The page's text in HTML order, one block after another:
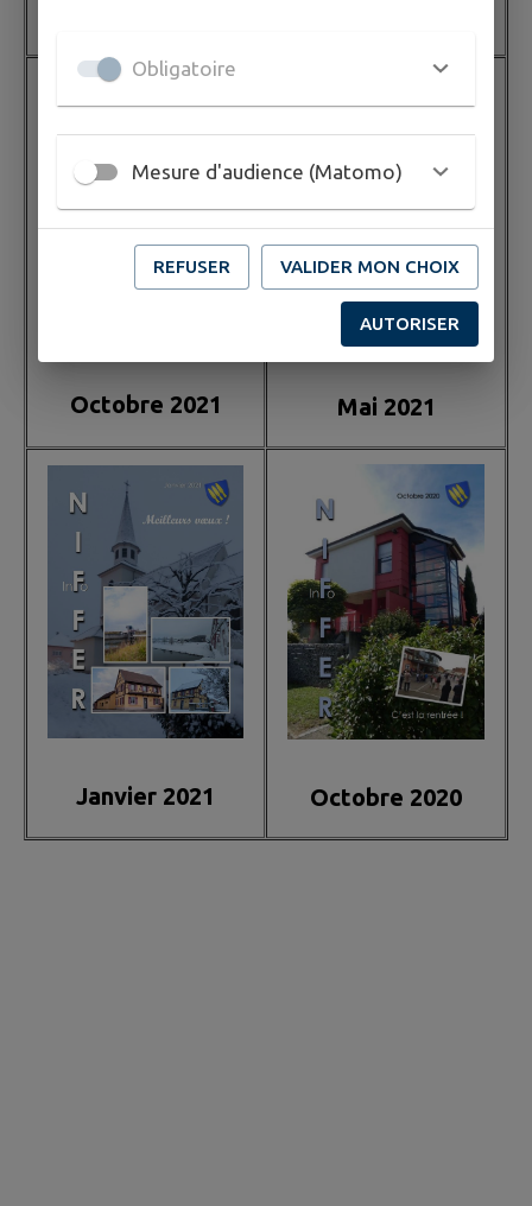
Octobre 2021 Mai 2021
Janvier 2021 Octobre 2020
Obligatoire
Mesure d'audience (Matomo)
REFUSER VALIDER MON CHOIX
AUTORISER